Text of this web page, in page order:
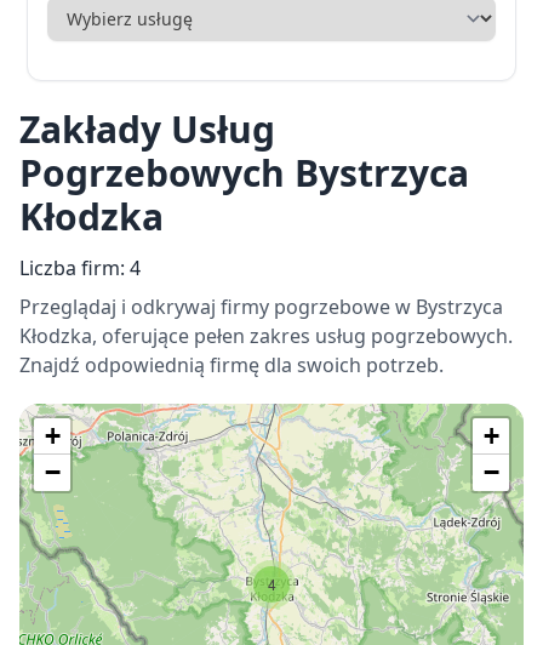
Zakłady Usług
Pogrzebowych Bystrzyca
Kłodzka
Liczba firm: 4
Przeglądaj i odkrywaj firmy pogrzebowe w Bystrzyca
Kłodzka, oferujące pełen zakres usług pogrzebowych.
Znajdź odpowiednią firmę dla swoich potrzeb.
4
+
−
+
−